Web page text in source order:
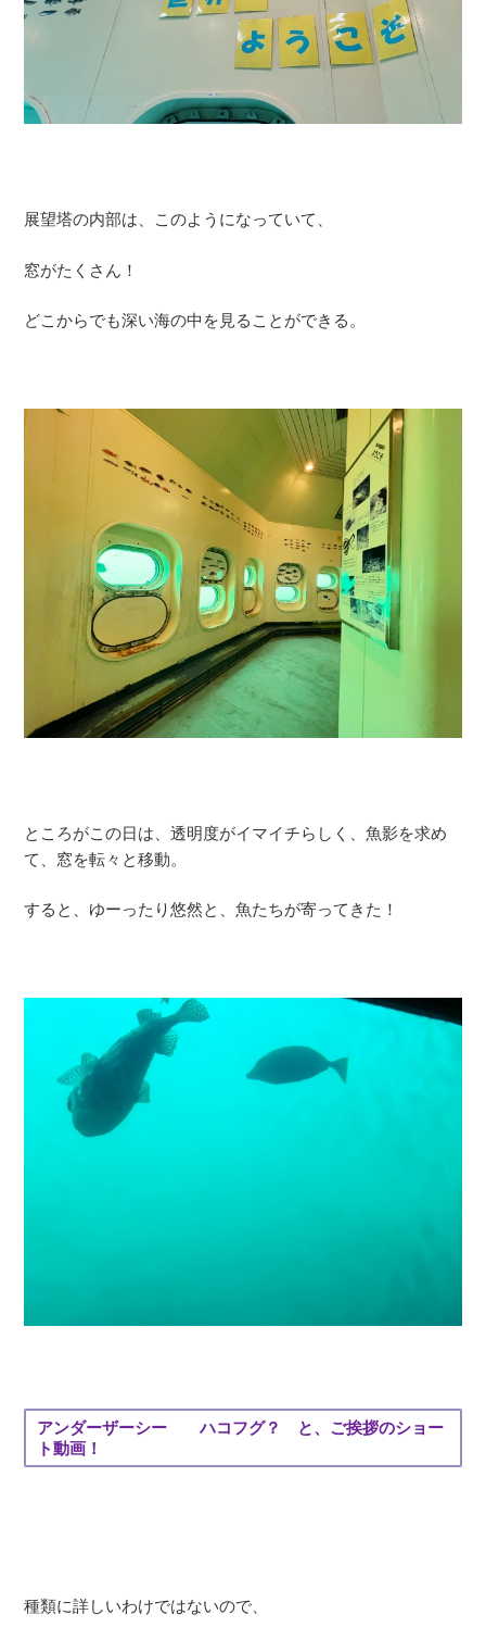
展望塔の内部は、このようになっていて、
窓がたくさん！
どこからでも深い海の中を見ることができる。
ところがこの日は、透明度がイマイチらしく、魚影を求め
て、窓を転々と移動。
すると、ゆーったり悠然と、魚たちが寄ってきた！
アンダーザーシー ハコフグ？ と、ご挨拶のショー
ト動画！
種類に詳しいわけではないので、